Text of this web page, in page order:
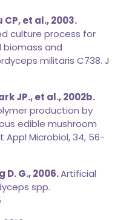
CP, et al., 2003.
culture process for
and
militaris C738. J
JP., et al., 2002b.
production by
edible mushroom
Microbiol, 34, 56-
D. G., 2006.Artificial
spp.